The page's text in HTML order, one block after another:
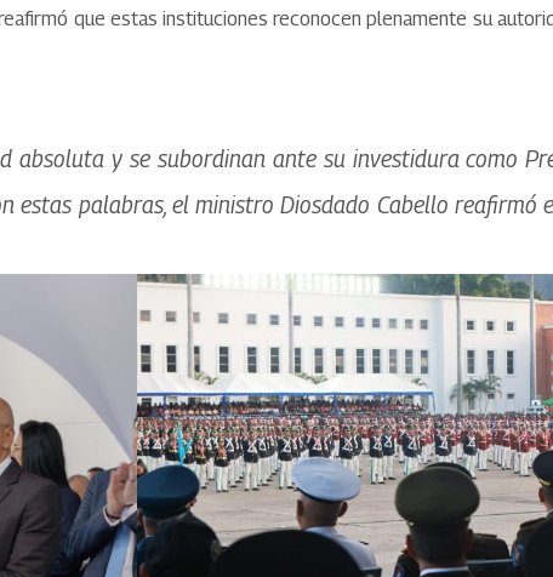
que estas instituciones reconocen plenamente su
y se subordinan ante su investidura como
estas palabras, el ministro Diosdado Cabello reafirmó